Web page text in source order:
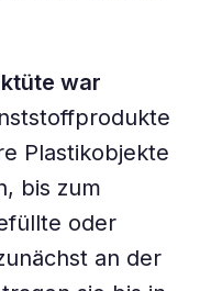
war
Plastikobjekte
bis zum
oder
an der